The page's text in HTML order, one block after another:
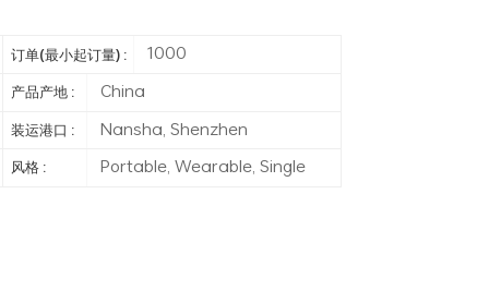
订单(最小起订量) : 1000
产品产地 : China
装运港口 : Nansha, Shenzhen
风格 : Portable, Wearable, Single